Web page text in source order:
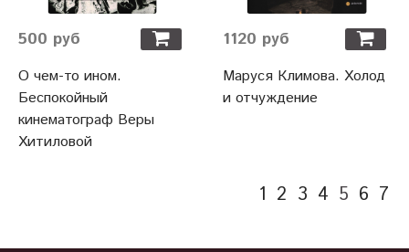
500 руб
О чем-то ином.
Беспокойный
кинематограф Веры
Хитиловой
1120 руб
Маруся Климова. Холод
и отчуждение
1 2 3 4 5 6 7